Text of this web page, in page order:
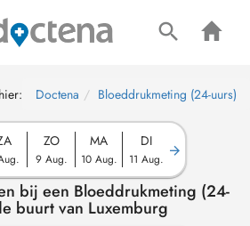
Doctena Bloeddrukmeting (24-uurs)
ZO
9 Aug.
MA
10 Aug.
DI
11 Aug.
bij een Bloeddrukmeting (24-
buurt van Luxemburg